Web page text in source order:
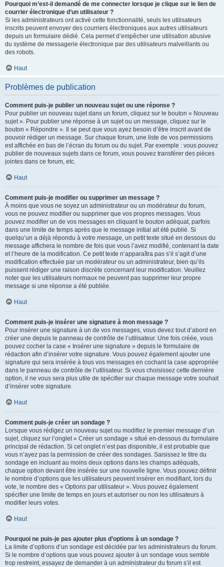
Pourquoi m’est-il demandé de me connecter lorsque je clique sur le lien de
courrier électronique d’un utilisateur ?
Si les administrateurs ont activé cette fonctionnalité, seuls les utilisateurs
inscrits peuvent envoyer des courriers électroniques aux autres utilisateurs
depuis un formulaire dédié. Cela permet d’empêcher une utilisation abusive
du système de messagerie électronique par des utilisateurs malveillants ou
des robots.
Haut
Problèmes de publication
Comment puis-je publier un nouveau sujet ou une réponse ?
Pour publier un nouveau sujet dans un forum, cliquez sur le bouton « Nouveau
sujet ». Pour publier une réponse à un sujet ou un message, cliquez sur le
bouton « Répondre ». Il se peut que vous ayez besoin d’être inscrit avant de
pouvoir rédiger un message. Sur chaque forum, une liste de vos permissions
est affichée en bas de l’écran du forum ou du sujet. Par exemple : vous pouvez
publier de nouveaux sujets dans ce forum, vous pouvez transférer des pièces
jointes dans ce forum, etc.
Haut
Comment puis-je modifier ou supprimer un message ?
À moins que vous ne soyez un administrateur ou un modérateur du forum,
vous ne pouvez modifier ou supprimer que vos propres messages. Vous
pouvez modifier un de vos messages en cliquant le bouton adéquat, parfois
dans une limite de temps après que le message initial ait été publié. Si
quelqu’un a déjà répondu à votre message, un petit texte situé en dessous du
message affichera le nombre de fois que vous l’avez modifié, contenant la date
et l’heure de la modification. Ce petit texte n’apparaîtra pas s’il s’agit d’une
modification effectuée par un modérateur ou un administrateur, bien qu’ils
puissent rédiger une raison discrète concernant leur modification. Veuillez
noter que les utilisateurs normaux ne peuvent pas supprimer leur propre
message si une réponse a été publiée.
Haut
Comment puis-je insérer une signature à mon message ?
Pour insérer une signature à un de vos messages, vous devez tout d’abord en
créer une depuis le panneau de contrôle de l’utilisateur. Une fois créée, vous
pouvez cocher la case « Insérer une signature » depuis le formulaire de
rédaction afin d’insérer votre signature. Vous pouvez également ajouter une
signature qui sera insérée à tous vos messages en cochant la case appropriée
dans le panneau de contrôle de l’utilisateur. Si vous choisissez cette dernière
option, il ne vous sera plus utile de spécifier sur chaque message votre souhait
d’insérer votre signature.
Haut
Comment puis-je créer un sondage ?
Lorsque vous rédigez un nouveau sujet ou modifiez le premier message d’un
sujet, cliquez sur l’onglet « Créer un sondage » situé en-dessous du formulaire
principal de rédaction. Si cet onglet n’est pas disponible, il est probable que
vous n’ayez pas la permission de créer des sondages. Saisissez le titre du
sondage en incluant au moins deux options dans les champs adéquats,
chaque option devant être insérée sur une nouvelle ligne. Vous pouvez définir
le nombre d’options que les utilisateurs peuvent insérer en modifiant, lors du
vote, le nombre des « Options par utilisateur ». Vous pouvez également
spécifier une limite de temps en jours et autoriser ou non les utilisateurs à
modifier leurs votes.
Haut
Pourquoi ne puis-je pas ajouter plus d’options à un sondage ?
La limite d’options d’un sondage est décidée par les administrateurs du forum.
Si le nombre d’options que vous pouvez ajouter à un sondage vous semble
trop restreint, essayez de demander à un administrateur du forum s’il est